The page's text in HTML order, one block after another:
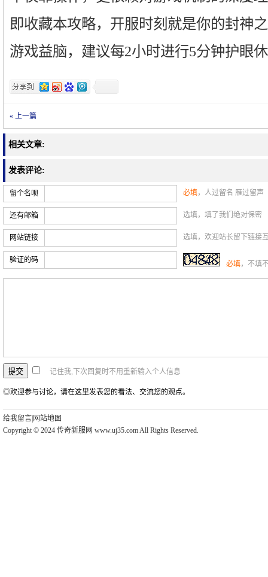
即收藏本攻略，开服时刻就是你的封神
游戏益脑，建议每2小时进行5分钟护眼
« 上一篇
相关文章:
发表评论:
留个名呗 必填，人过留名 雁过留声
还有邮箱 选填，填了我们绝对保密
网站链接 选填，欢迎站长留下链接
验证的码 必填，不填
记住我,下次回复时不用重新输入个人信息
◎欢迎参与讨论，请在这里发表您的看法、交流您的观点。
给我留言 网站地图
Copyright © 2024 传奇新服网 www.uj35.com All Rights Reserved.